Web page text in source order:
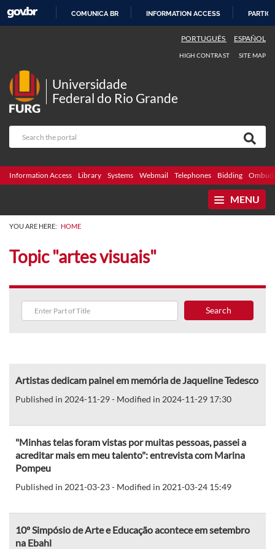
COMUNICA BR INFORMATION ACCESS
PORTUGUÊS ESPAÑOL
HIGH CONTRAST SITE MAP
Universidade
Federal do Rio Grande
Information Access Library Systems Webmail Telephones Bidding
MENU
YOU ARE HERE: HOME
Topic "artes visuais"
Search
Artistas dedicam painel em memória de Jaqueline Tedesco
Published in 2024-11-29 - Modified in 2024-11-29 17:30
"Minhas telas foram vistas por muitas pessoas, passei a
acreditar mais em meu talento": entrevista com Marina
Pompeu
Published in 2021-03-23 - Modified in 2021-03-24 15:49
10º Simpósio de Arte e Educação acontece em setembro
na Ebahl